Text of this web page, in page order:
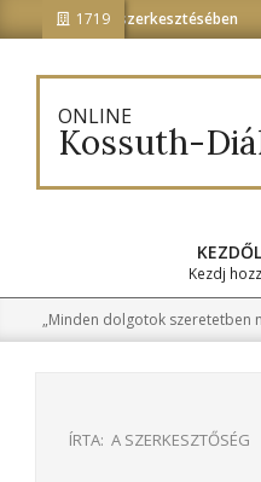
to
content
1719 Online Kossuth-
ONLINE
Kossuth-
Kezdj
„Minden dolgotok szeretetben
ÍRTA: A SZERKESZTŐSÉG